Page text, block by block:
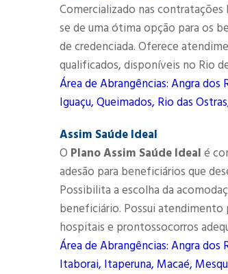
Comercializado nas
se de uma ótima opção para os
de credenciada. Oferece
qualificados, disponíveis no Rio
Área de Abrangências: Angra
Iguaçu, Queimados, Rio das
Assim Saúde Ideal
O Plano Assim Saúde Ideal é
adesão para beneficiários que
Possibilita a escolha da
beneficiário. Possui
hospitais e prontossocorros
Área de Abrangências: Angra dos
Itaborai, Itaperuna, Macaé,